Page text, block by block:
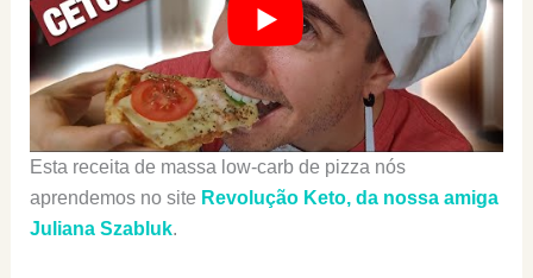
Esta receita de massa low-carb de pizza nós
aprendemos no site Revolução Keto, da nossa amiga
Juliana Szabluk.